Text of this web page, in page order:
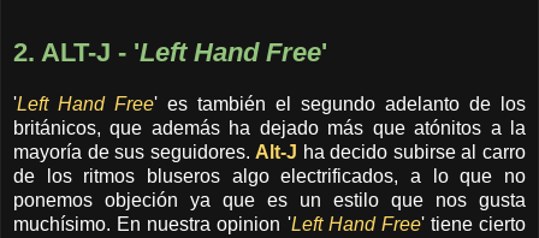
2. ALT-J - 'Left Hand Free'
'Left Hand Free' es también el segundo adelanto de los
británicos, que además ha dejado más que atónitos a la
mayoría de sus seguidores. Alt-J ha decido subirse al carro
de los ritmos bluseros algo electrificados, a lo que no
ponemos objeción ya que es un estilo que nos gusta
muchísimo. En nuestra opinion 'Left Hand Free' tiene cierto